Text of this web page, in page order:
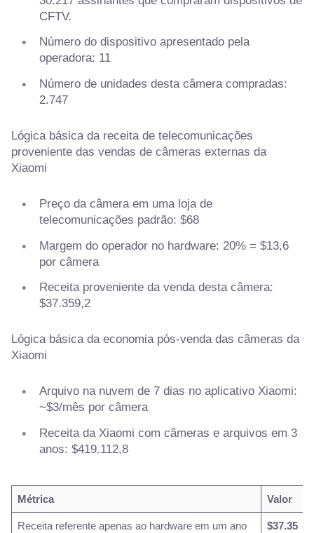
CFTV.
Número do dispositivo apresentado pela
operadora: 11
Número de unidades desta câmera compradas:
2.747
Lógica básica da receita de telecomunicações
proveniente das vendas de câmeras externas da
Xiaomi
Preço da câmera em uma loja de
telecomunicações padrão: $68
Margem do operador no hardware: 20% = $13,6
por câmera
Receita proveniente da venda desta câmera:
$37.359,2
Lógica básica da economia pós-venda das câmeras da
Xiaomi
Arquivo na nuvem de 7 dias no aplicativo Xiaomi:
~$3/mês por câmera
Receita da Xiaomi com câmeras e arquivos em 3
anos: $419.112,8
Métrica Valor
Receita referente apenas ao hardware em um ano
$37.35